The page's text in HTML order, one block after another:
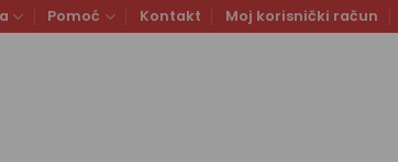
Pomoć Kontakt Moj korisnički račun